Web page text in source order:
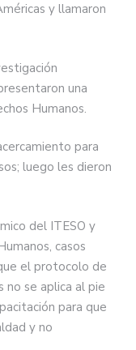
y llamaron
una
Humanos.
para
luego les dieron
del ITESO y
casos
el protocolo de
no se aplica al pie
para que
y no